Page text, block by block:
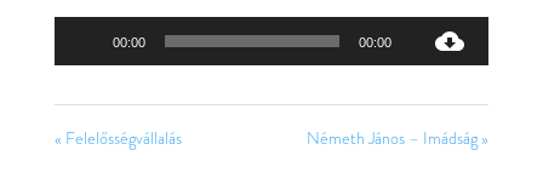
Audió
00:00 00:00
« Felelősségvállalás Németh János – Imádság »